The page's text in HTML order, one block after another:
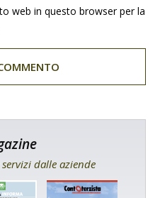
web in questo browser per la
dalle aziende